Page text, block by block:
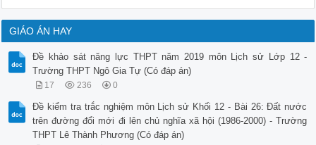
D. Hiệp định Giơnevơ được kí kết (1954).
[]
Câu 11. Cho các sự kiện:
1) Quân ta tiến công tiêu diệt toàn bộ phân khu Bắc.
2) Hiệp định Giơnevơ được ký kết.
3) Nava sang làm Tổng chỉ huy quân đội ở Đông Dương.
4) Liên quân Lào – Việt tiến công địch ở Trung Lào.
Hãy sắp xếp các sự kiện đúng theo thứ tự thời gian
A. 3,4,1,2.
B. 1,2,3,4.
C. 2,1,4,3.
GIÁO ÁN HAY
Đề khảo sát năng lực THPT năm 2019 môn Lịch sử Lớp 12 -
Trường THPT Ngô Gia Tự (Có đáp án)
17 236 0
Đề kiểm tra trắc nghiệm môn Lịch sử Khối 12 - Bài 26: Đất nước
trên đường đổi mới đi lên chủ nghĩa xã hội (1986-2000) - Trường
THPT Lê Thành Phương (Có đáp án)